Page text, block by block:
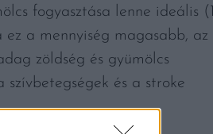
fogyasztása lenne ideális (1
a mennyiség magasabb, az
zöldség és gyümölcs
és a stroke